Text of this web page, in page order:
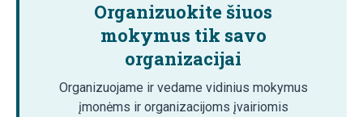
Organizuokite šiuos
mokymus tik savo
organizacijai
Organizuojame ir vedame vidinius mokymus
įmonėms ir organizacijoms įvairiomis